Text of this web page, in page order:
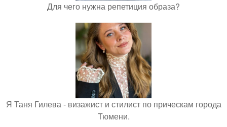
Для чего нужна репетиция образа?
Я Таня Гилева - визажист и стилист по прическам города
Тюмени.